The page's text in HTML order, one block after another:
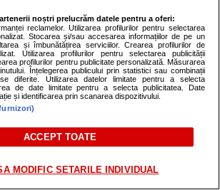
mai bine
„Am făcut
noștri prelucrăm datele pentru a oferi:
reclamelor. Utilizarea profilurilor pentru selectarea
Stocarea și/sau accesarea informațiilor de pe un
și îmbunătățirea serviciilor. Crearea profilurilor de
Utilizarea profilurilor pentru selectarea publicității
profilurilor pentru publicitate personalizată. Măsurarea
Înțelegerea publicului prin statistici sau combinații
diferite. Utilizarea datelor limitate pentru a selecta
de date limitate pentru a selecta publicitatea. Date
și identificarea prin scanarea dispozitivului.
ACCEPT TOATE
MODIFIC SETARILE INDIVIDUAL